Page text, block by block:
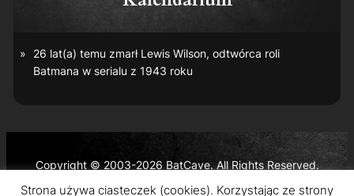
26 lat(a) temu zmarł Lewis Wilson, odtwórca roli
Batmana w serialu z 1943 roku
Copyright © 2003-2026 BatCave. All Rights Reserved.
Batman and all related characters and elements are the
Strona używa ciasteczek (cookies). Korzystając ze strony